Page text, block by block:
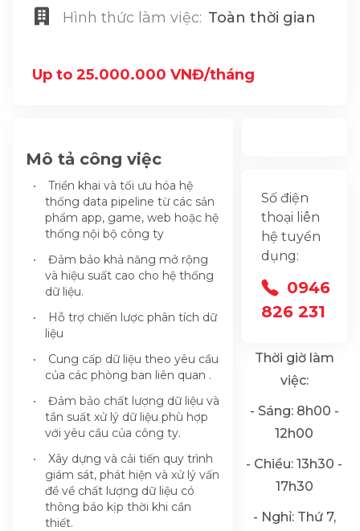
Hình thức làm việc: Toàn thời gian
Up to 25.000.000 VNĐ/tháng
Mô tả công việc
Triển khai và tối ưu hóa hệ
thống data pipeline từ các sản
phẩm app, game, web hoặc hệ
thống nội bộ công ty
Đảm bảo khả năng mở rộng
và hiệu suất cao cho hệ thống
dữ liệu.
Hỗ trợ chiến lược phân tích dữ
liệu
Cung cấp dữ liệu theo yêu cầu
của các phòng ban liên quan .
Đảm bảo chất lượng dữ liệu và
tần suất xử lý dữ liệu phù hợp
với yêu cầu của công ty.
Xây dựng và cải tiến quy trình
giám sát, phát hiện và xử lý vấn
đề về chất lượng dữ liệu có
thông báo kịp thời khi cần
thiết.
Số điện
thoại liên
hệ tuyển
dụng:
0946
826 231
Thời giờ làm
việc:
- Sáng: 8h00 -
12h00
- Chiều: 13h30 -
17h30
- Nghỉ: Thứ 7,